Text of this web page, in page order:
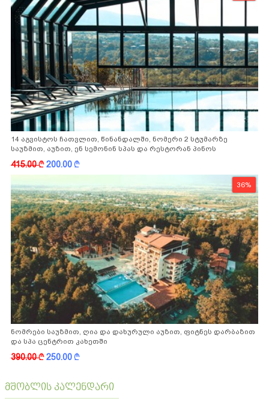
14 აგვისტოს ჩათვლით, წინანდალში, ნომერი 2 სტუმარზე
საუზმით, აუზით, ენ სემონინ სპას და რესტორან პინოს
ფასდაკლებით
415.00k200.00k
36%
ნომრები საუზმით, ღია და დახურული აუზით, ფიტნეს დარბაზით
და სპა ცენტრით კახეთში
390.00k250.00k
მშობლის კალენდარი